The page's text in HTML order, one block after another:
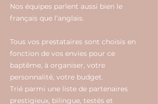
Nos équipes parlent aussi bien le
français que l’anglais.
Tous vos prestataires sont choisis en
fonction de vos envies pour ce
baptême, à organiser, votre
personnalité, votre budget.
Trié parmi une liste de partenaires
prestigieux, bilingue, testés et